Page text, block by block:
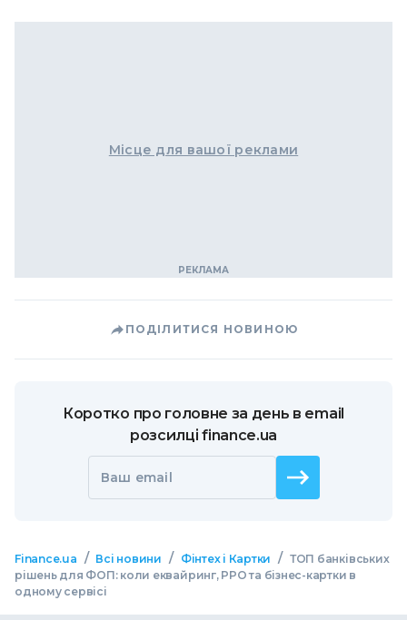
Місце для вашої реклами
ПОДІЛИТИСЯ НОВИНОЮ
Коротко про головне за день в email
розсилці finance.ua
Ваш email
Finance.ua / Всі новини / Фінтех і Картки / ТОП банківських
рішень для ФОП: коли еквайринг, РРО та бізнес-картки в
одному сервісі